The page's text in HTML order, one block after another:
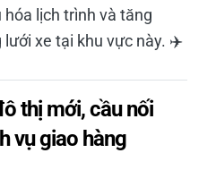
lịch trình và tăng
xe tại khu vực này. ✈️
thị mới, cầu nối
vụ giao hàng